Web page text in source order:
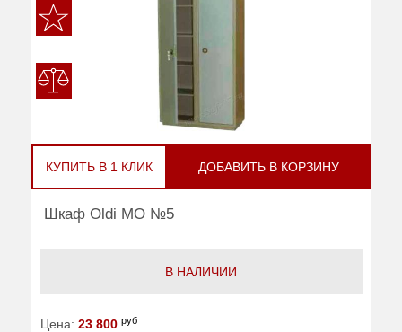
КУПИТЬ В 1 КЛИК ДОБАВИТЬ В КОРЗИНУ
Шкаф Oldi МО №5
В НАЛИЧИИ
Цена: 23 800 руб